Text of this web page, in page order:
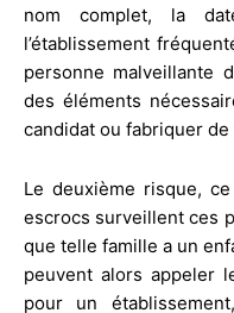
nom complet, la
l’établissement
personne malveillante
des éléments
candidat ou fabriquer
Le deuxième risque,
escrocs surveillent ces
que telle famille a un
peuvent alors appeler
pour un